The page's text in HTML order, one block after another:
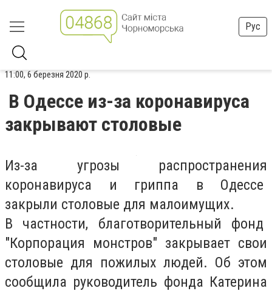
Рус
11:00, 6 березня 2020 р.
В Одессе из-за коронавируса
закрывают столовые
Из-за угрозы распространения
коронавируса и гриппа в Одессе
закрыли столовые для малоимущих.
В частности, благотворительный фонд
"Корпорация монстров" закрывает свои
столовые для пожилых людей. Об этом
сообщила руководитель фонда Катерина